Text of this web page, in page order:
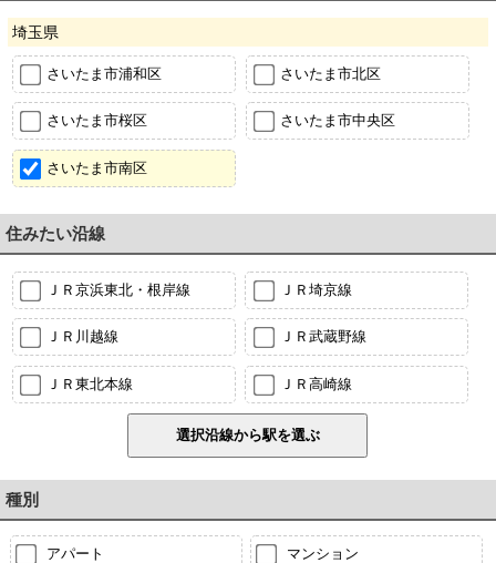
埼玉県
さいたま市浦和区 さいたま市北区
さいたま市桜区 さいたま市中央区
さいたま市南区
住みたい沿線
ＪＲ京浜東北・根岸線 ＪＲ埼京線
ＪＲ川越線 ＪＲ武蔵野線
ＪＲ東北本線 ＪＲ高崎線
種別
アパート マンション